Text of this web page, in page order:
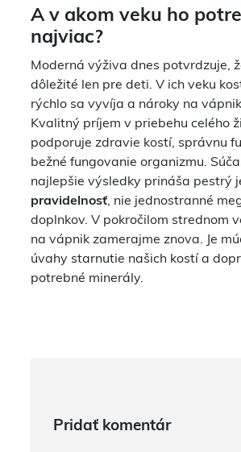
A v akom veku ho
najviac?
Moderná výživa dnes potvrdzuje,
dôležité len pre deti. V ich veku
rýchlo sa vyvíja a nároky na
Kvalitný príjem v priebehu celého
podporuje zdravie kostí, správnu
bežné fungovanie organizmu.
najlepšie výsledky prináša pestrý
pravidelnosť, nie jednostranné
doplnkov. V pokročilom strednom
na vápnik zamerajme znova. Je
úvahy starnutie našich kostí a
potrebné minerály.
Pridať komentár